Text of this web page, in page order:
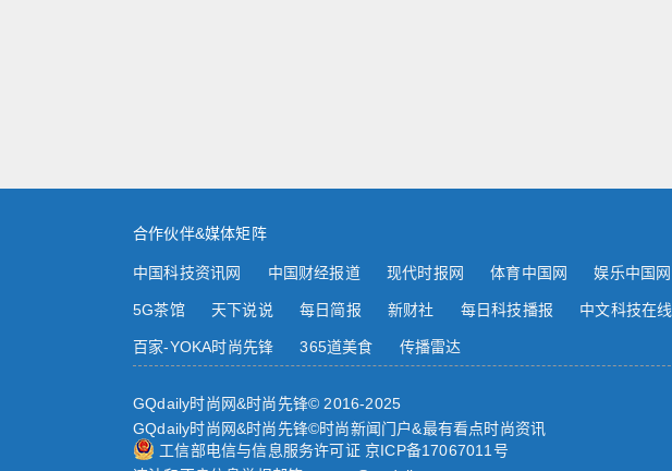
合作伙伴&媒体矩阵
中国科技资讯网 中国财经报道 现代时报网 体育中国网 娱乐中国网
5G茶馆 天下说说 每日简报 新财社 每日科技播报 中文科技在线
百家-YOKA时尚先锋 365道美食 传播雷达
GQdaily时尚网&时尚先锋© 2016-2025
GQdaily时尚网&时尚先锋©时尚新闻门户&最有看点时尚资讯
工信部电信与信息服务许可证 京ICP备17067011号